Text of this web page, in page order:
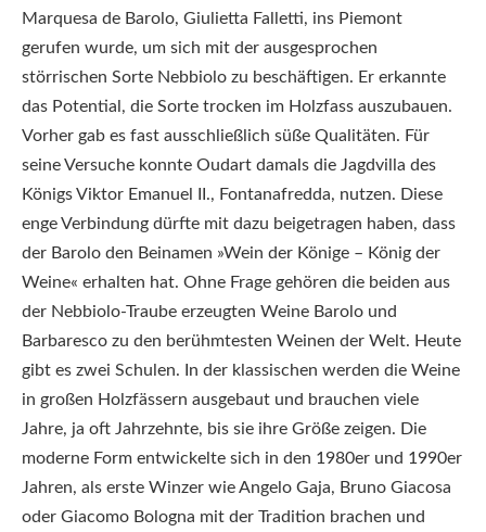
Marquesa de Barolo, Giulietta Falletti, ins Piemont
gerufen wurde, um sich mit der ausgesprochen
störrischen Sorte Nebbiolo zu beschäftigen. Er erkannte
das Potential, die Sorte trocken im Holzfass auszubauen.
Vorher gab es fast ausschließlich süße Qualitäten. Für
seine Versuche konnte Oudart damals die Jagdvilla des
Königs Viktor Emanuel II., Fontanafredda, nutzen. Diese
enge Verbindung dürfte mit dazu beigetragen haben, dass
der Barolo den Beinamen »Wein der Könige – König der
Weine« erhalten hat. Ohne Frage gehören die beiden aus
der Nebbiolo-Traube erzeugten Weine Barolo und
Barbaresco zu den berühmtesten Weinen der Welt. Heute
gibt es zwei Schulen. In der klassischen werden die Weine
in großen Holzfässern ausgebaut und brauchen viele
Jahre, ja oft Jahrzehnte, bis sie ihre Größe zeigen. Die
moderne Form entwickelte sich in den 1980er und 1990er
Jahren, als erste Winzer wie Angelo Gaja, Bruno Giacosa
oder Giacomo Bologna mit der Tradition brachen und